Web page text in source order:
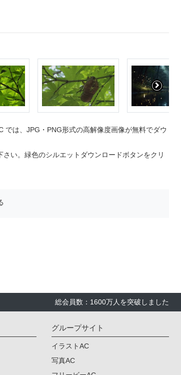
は、JPG・PNG形式の高解像度画像が無料でダウ
さい。緑色のシルエットダウンロードボタンをクリ
総会員数：1600万人を突破しました
グループサイト
イラストAC
写真AC